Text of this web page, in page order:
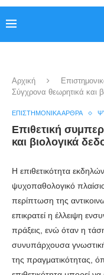
Αρχική
Σύγχρονα θεωρητικά και
ΕΠΙΣΤΗΜΟΝΙΚΆ ΆΡΘΡΑ
Επιθετική
και βιολογικά
Η επιθετικότητα
ψυχοπαθολογικό
περίπτωση της
επικρατεί η έλλειψη
πράξεις, ενώ όταν η τάση
συνυπάρχουσα
της πραγματικότητας,